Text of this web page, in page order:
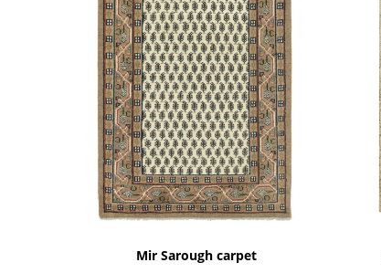
Mir Sarough carpet